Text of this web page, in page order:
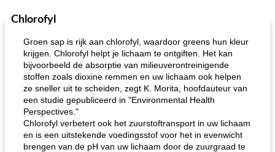
One Dish Meal
gemakkelijke rijst en hamburger een gerecht diner
Chlorofyl
Groen sap is rijk aan chlorofyl, waardoor greens hun kleur
krijgen. Chlorofyl helpt je lichaam te ontgiften. Het kan
bijvoorbeeld de absorptie van milieuverontreinigende
stoffen zoals dioxine remmen en uw lichaam ook helpen
ze sneller uit te scheiden, zegt K. Morita, hoofdauteur van
een studie gepubliceerd in "Environmental Health
Perspectives."
Chlorofyl verbetert ook het zuurstoftransport in uw lichaam
en is een uitstekende voedingsstof voor het in evenwicht
brengen van de pH van uw lichaam door de zuurgraad te